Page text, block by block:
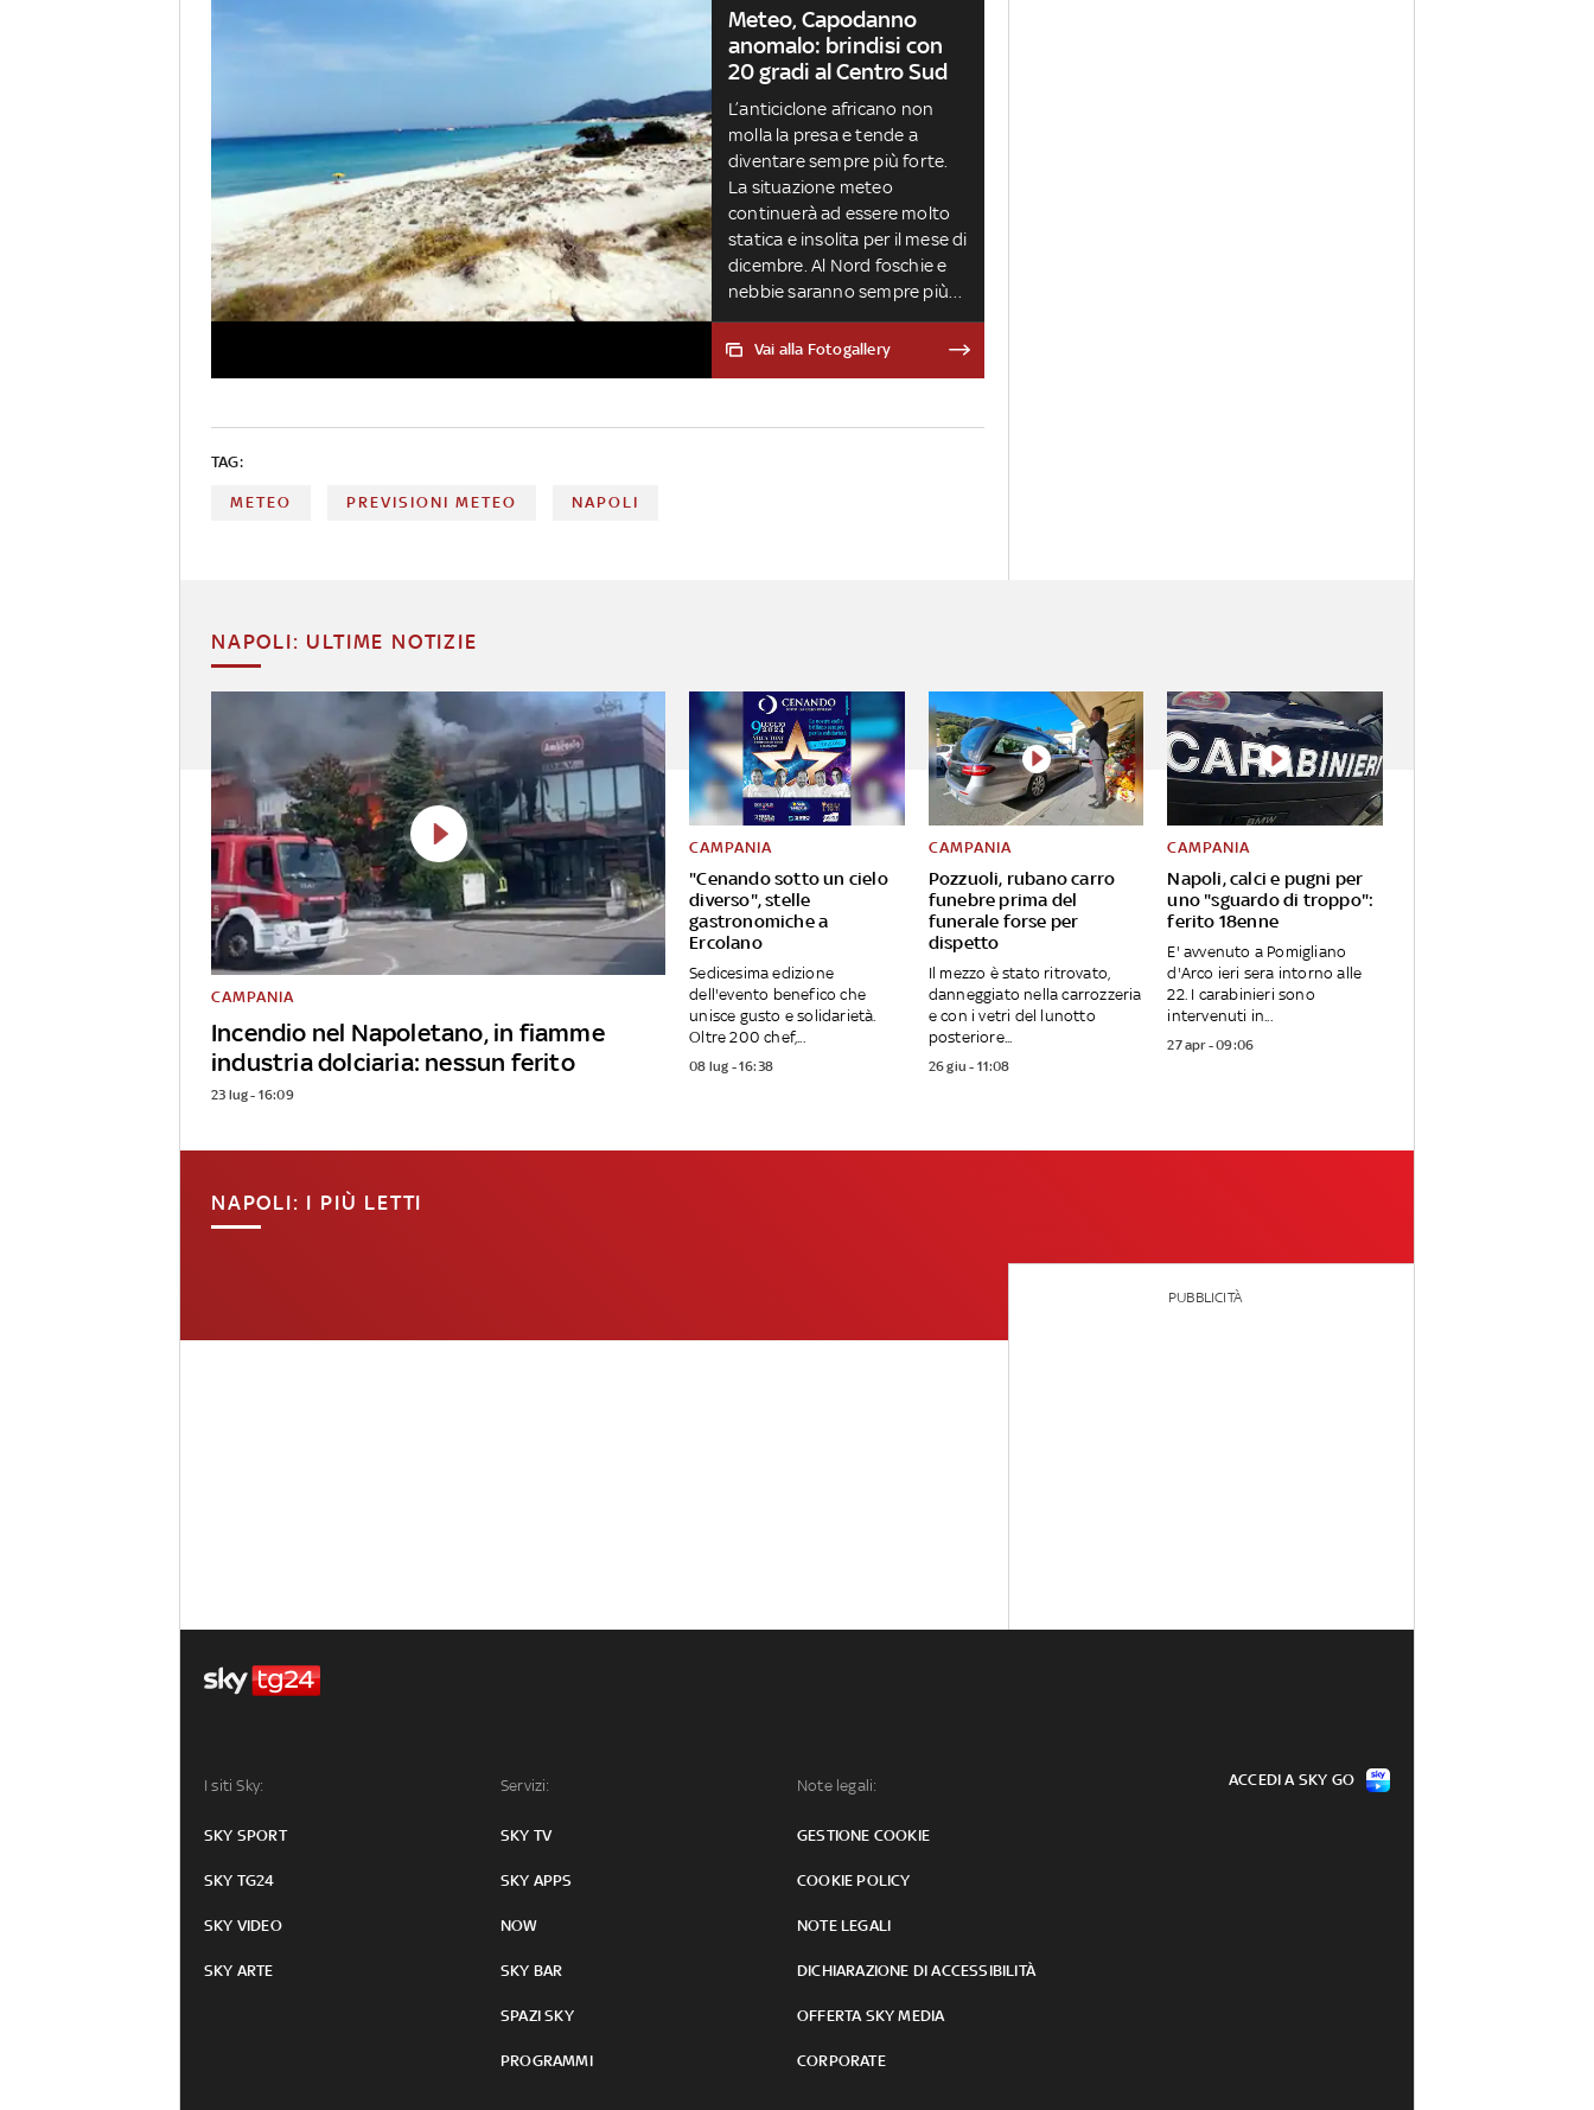
Meteo, Capodanno
anomalo: brindisi con
20 gradi al Centro Sud
L’anticiclone africano non
molla la presa e tende a
diventare sempre più forte.
La situazione meteo
continuerà ad essere molto
statica e insolita per il mese di
dicembre. Al Nord foschie e
nebbie saranno sempre più
persistenti ma altrove è
previsto tanto sole e
Vai alla Fotogallery
TAG:
METEO PREVISIONI METEO NAPOLI
NAPOLI: ULTIME NOTIZIE
Incendio nel Napoletano, in fiamme
industria dolciaria: nessun ferito
CAMPANIA
23 lug - 16:09
"Cenando sotto un cielo
diverso", stelle
gastronomiche a
Ercolano
CAMPANIA
Sedicesima edizione
dell'evento benefico che
unisce gusto e solidarietà.
Oltre 200 chef,...
08 lug - 16:38
Pozzuoli, rubano carro
funebre prima del
funerale forse per
dispetto
CAMPANIA
Il mezzo è stato ritrovato,
danneggiato nella carrozzeria
e con i vetri del lunotto
posteriore...
26 giu - 11:08
Napoli, calci e pugni per
uno "sguardo di troppo":
ferito 18enne
CAMPANIA
E' avvenuto a Pomigliano
d'Arco ieri sera intorno alle
22. I carabinieri sono
intervenuti in...
27 apr - 09:06
NAPOLI: I PIÙ LETTI
PUBBLICITÀ
I siti Sky:
SKY SPORT
SKY TG24
SKY VIDEO
SKY ARTE
Servizi:
SKY TV
SKY APPS
NOW
SKY BAR
SPAZI SKY
PROGRAMMI
Note legali:
GESTIONE COOKIE
COOKIE POLICY
NOTE LEGALI
DICHIARAZIONE DI ACCESSIBILITÀ
OFFERTA SKY MEDIA
CORPORATE
ACCEDI A SKY GO